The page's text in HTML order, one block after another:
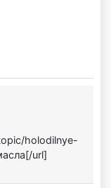
holodilnye-
url]